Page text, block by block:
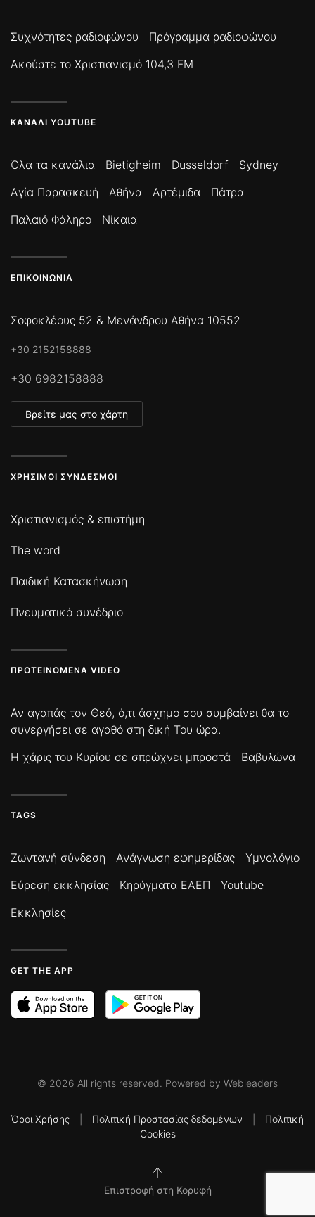
Συχνότητες ραδιοφώνου
Πρόγραμμα ραδιοφώνου
Ακούστε το Χριστιανισμό 104,3 FM
ΚΑΝΆΛΙ YOUTUBE
Όλα τα κανάλια Bietigheim Dusseldorf
Sydney
Αγία Παρασκευή
Αθήνα Αρτέμιδα
Πάτρα
Παλαιό Φάληρο
Νίκαια
ΕΠΙΚΟΙΝΩΝΊΑ
Σοφοκλέους 52 & Μενάνδρου Αθήνα 10552
+30 2152158888
+30 6982158888
Βρείτε μας στο χάρτη
ΧΡΉΣΙΜΟΙ ΣΎΝΔΕΣΜΟΙ
Χριστιανισμός & επιστήμη
The word
Παιδική Κατασκήνωση
Πνευματικό συνέδριο
ΠΡΟΤΕΙΝΌΜΕΝΑ VIDEO
Αν αγαπάς τον Θεό, ό,τι άσχημο σου συμβαίνει θα το
συνεργήσει σε αγαθό στη δική Του ώρα.
Η χάρις του Κυρίου σε σπρώχνει μπροστά
Βαβυλώνα
TAGS
Ζωντανή σύνδεση Ανάγνωση εφημερίδας
Υμνολόγιο
Εύρεση εκκλησίας
Κηρύγματα ΕΑΕΠ
Youtube
Εκκλησίες
GET THE APP
© 2026 All rights reserved. Powered by Webleaders
Όροι Χρήσης Πολιτική Προστασίας δεδομένων
Πολιτική
Cookies
Επιστροφή στη Κορυφή